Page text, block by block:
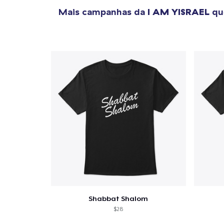
Mais campanhas da I AM YISRAEL
Shabbat Shalom
$28